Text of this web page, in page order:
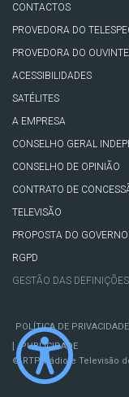
CONTACTOS
PROVEDORA DO
PROVEDORA DO OUVINTE
ACESSIBILIDADES
SATÉLITES
A EMPRESA
CONSELHO GERAL
CONSELHO DE OPINIÃO
CONTRATO DE
TELEVISÃO
PROPOSTA DO
RGPD
GESTÃO DAS
POLÍTICA DE PRIVACIDADE
|
PUBLICIDADE
© RTP, Rádio e Televisão